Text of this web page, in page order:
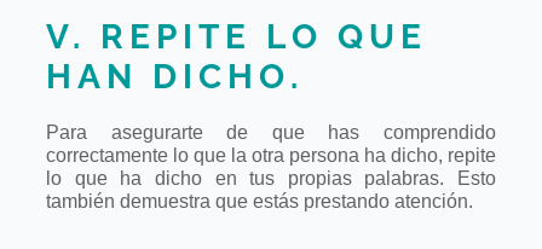
V. REPITE LO QUE
HAN DICHO.
Para asegurarte de que has comprendido
correctamente lo que la otra persona hadicho, repite
lo que ha dicho en tus propias palabras. Esto
también demuestra que estás prestando atención.